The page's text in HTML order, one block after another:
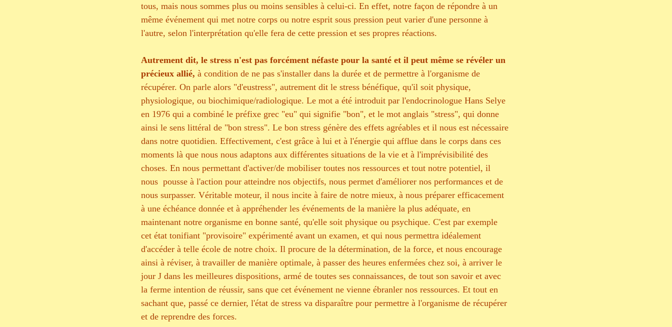
tous, mais nous sommes plus ou moins sensibles à celui-ci. En effet, notre façon de répondre à un
même événement qui met notre corps ou notre esprit sous pression peut varier d'une personne à
l'autre, selon l'interprétation qu'elle fera de cette pression et ses propres réactions.
Autrement dit, le stress n'est pas forcément néfaste pour la santé et il peut même se révéler un
précieux allié, à condition de ne pas s'installer dans la durée et de permettre à l'organisme de
récupérer. On parle alors "d'eustress", autrement dit le stress bénéfique, qu'il soit physique,
physiologique, ou biochimique/radiologique. Le mot a été introduit par l'endocrinologue Hans Selye
en 1976 qui a combiné le préfixe grec "eu" qui signifie "bon", et le mot anglais "stress", qui donne
ainsi le sens littéral de "bon stress". Le bon stress génère des effets agréables et il nous est nécessaire
dans notre quotidien. Effectivement, c'est grâce à lui et à l'énergie qui afflue dans le corps dans ces
moments là que nous nous adaptons aux différentes situations de la vie et à l'imprévisibilité des
choses. En nous permettant d'activer/de mobiliser toutes nos ressources et tout notre potentiel, il
nous  pousse à l'action pour atteindre nos objectifs, nous permet d'améliorer nos performances et de
nous surpasser. Véritable moteur, il nous incite à faire de notre mieux, à nous préparer efficacement
à une échéance donnée et à appréhender les événements de la manière la plus adéquate, en
maintenant notre organisme en bonne santé, qu'elle soit physique ou psychique. C'est par exemple
cet état tonifiant "provisoire" expérimenté avant un examen, et qui nous permettra idéalement
d'accéder à telle école de notre choix. Il procure de la détermination, de la force, et nous encourage
ainsi à réviser, à travailler de manière optimale, à passer des heures enfermées chez soi, à arriver le
jour J dans les meilleures dispositions, armé de toutes ses connaissances, de tout son savoir et avec
la ferme intention de réussir, sans que cet événement ne vienne ébranler nos ressources. Et tout en
sachant que, passé ce dernier, l'état de stress va disparaître pour permettre à l'organisme de récupérer
et de reprendre des forces.